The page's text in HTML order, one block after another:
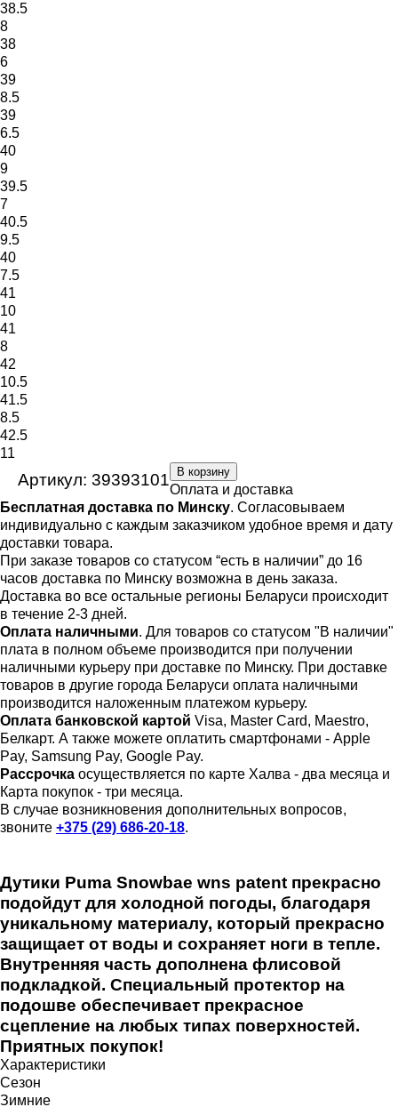
38.5
8
38
6
39
8.5
39
6.5
40
9
39.5
7
40.5
9.5
40
7.5
41
10
41
8
42
10.5
41.5
8.5
42.5
11
В корзину
Артикул: 39393101
Оплата и доставка
Бесплатная доставка по Минску. Согласовываем
индивидуально с каждым заказчиком удобное время и дату
доставки товара.
При заказе товаров со статусом “есть в наличии” до 16
часов доставка по Минску возможна в день заказа.
Доставка во все остальные регионы Беларуси происходит
в течение 2-3 дней.
Оплата наличными. Для товаров со статусом "В наличии"
плата в полном объеме производится при получении
наличными курьеру при доставке по Минску. При доставке
товаров в другие города Беларуси оплата наличными
производится наложенным платежом курьеру.
Оплата банковской картой Visa, Master Card, Maestro,
Белкарт. А также можете оплатить смартфонами - Apple
Pay, Samsung Pay, Google Pay.
Рассрочка осуществляется по карте Халва - два месяца и
Карта покупок - три месяца.
В случае возникновения дополнительных вопросов,
звоните +375 (29) 686-20-18.
Дутики Puma Snowbae wns patent прекрасно
подойдут для холодной погоды, благодаря
уникальному материалу, который прекрасно
защищает от воды и сохраняет ноги в тепле.
Внутренняя часть дополнена флисовой
подкладкой. Специальный протектор на
подошве обеспечивает прекрасное
сцепление на любых типах поверхностей.
Приятных покупок!
Характеристики
Сезон
Зимние